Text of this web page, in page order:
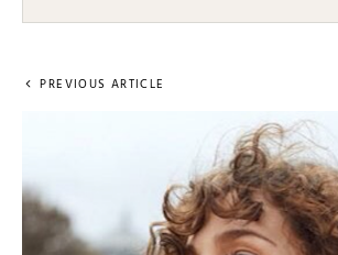
PREVIOUS ARTICLE